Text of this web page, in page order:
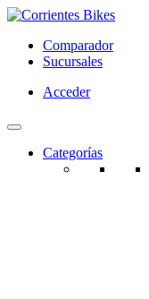
Comparador
Sucursales
Acceder
Categorías